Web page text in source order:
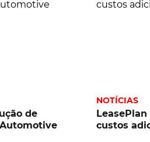
de
NOTÍCIAS
custos